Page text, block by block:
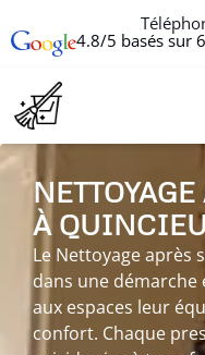
4.8/5 basés sur
À QUINCIEU
Le Nettoyage après
dans une
aux espaces leur
confort. Chaque